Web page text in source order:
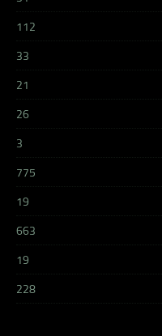
112
33
21
26
3
775
19
663
19
228